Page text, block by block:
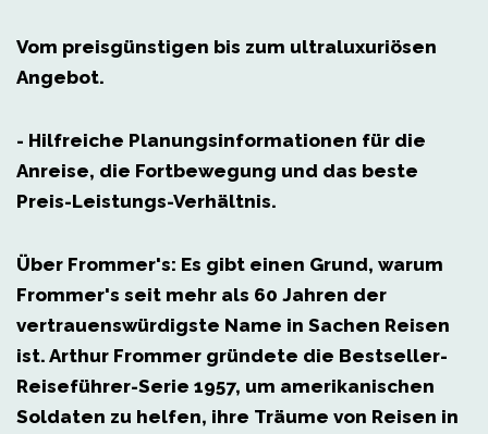
Vom preisgünstigen bis zum ultraluxuriösen
Angebot.
- Hilfreiche Planungsinformationen für die
Anreise, die Fortbewegung und das beste
Preis-Leistungs-Verhältnis.
Über Frommer's: Es gibt einen Grund, warum
Frommer's seit mehr als 60 Jahren der
vertrauenswürdigste Name in Sachen Reisen
ist. Arthur Frommer gründete die Bestseller-
Reiseführer-Serie 1957, um amerikanischen
Soldaten zu helfen, ihre Träume von Reisen in